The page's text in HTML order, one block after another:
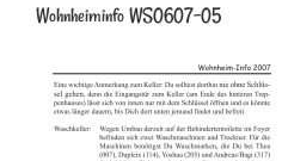
Wohnheiminfo WS0607-05